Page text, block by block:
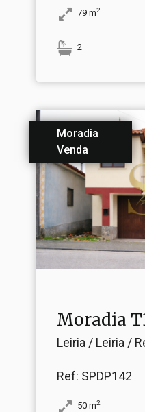
79 m2
2
Moradia
Venda
Moradia
Leiria / Leiria /
Ref: SPDP142
50 m2